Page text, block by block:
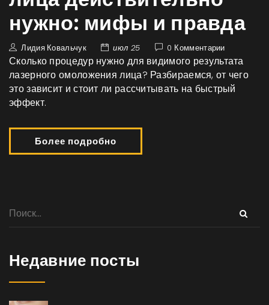
нужно: мифы и правда
Лидия Ковальчук июл 25 0 Комментарии
Сколько процедур нужно для видимого результата
лазерного омоложения лица? Разбираемся, от чего
это зависит и стоит ли рассчитывать на быстрый
эффект.
Более подробно
Недавние посты